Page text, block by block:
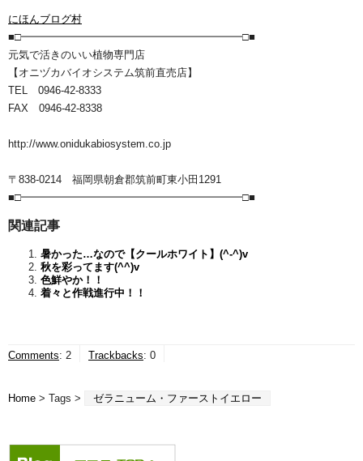
にほんブログ村
■□━━━━━━━━━━━━━━━━━━━━━□■
元気で活きのいい植物専門店
【オニヅカバイオシステム筑前直売店】
TEL 0946-42-8333
FAX 0946-42-8338
http://www.onidukabiosystem.co.jp
〒838-0214 福岡県朝倉郡筑前町東小田1291
■□━━━━━━━━━━━━━━━━━━━━━□■
関連記事
暑かった…なので【クールホワイト】(^-^)v
秋を彩ってます(^^)v
色鮮やか！！
着々と作戦進行中！！
Comments: 2 Trackbacks: 0
Home > Tags > ゼラニューム・ファーストイエロー